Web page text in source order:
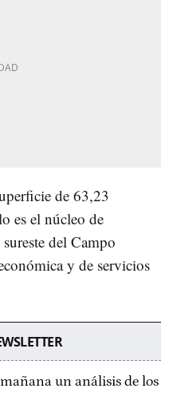
de 63,23
es el núcleo de
del Campo
y de servicios
un análisis de los